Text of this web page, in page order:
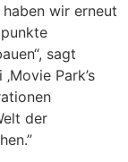
wir erneut
sagt
Park’s
der